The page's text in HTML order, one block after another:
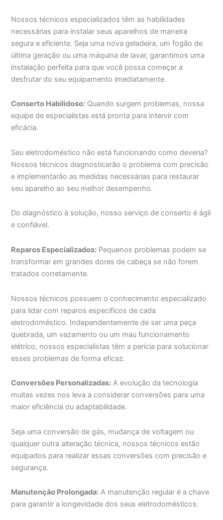
Nossos técnicos especializados têm as habilidades
necessárias para instalar seus aparelhos de maneira
segura e eficiente. Seja uma nova geladeira, um fogão de
última geração ou uma máquina de lavar, garantimos uma
instalação perfeita para que você possa começar a
desfrutar do seu equipamento imediatamente.
Conserto Habilidoso: Quando surgem problemas, nossa
equipe de especialistas está pronta para intervir com
eficácia.
Seu eletrodoméstico não está funcionando como deveria?
Nossos técnicos diagnosticarão o problema com precisão
e implementarão as medidas necessárias para restaurar
seu aparelho ao seu melhor desempenho.
Do diagnóstico à solução, nosso serviço de conserto é ágil
e confiável.
Reparos Especializados: Pequenos problemas podem se
transformar em grandes dores de cabeça se não forem
tratados corretamente.
Nossos técnicos possuem o conhecimento especializado
para lidar com reparos específicos de cada
eletrodoméstico. Independentemente de ser uma peça
quebrada, um vazamento ou um mau funcionamento
elétrico, nossos especialistas têm a perícia para solucionar
esses problemas de forma eficaz.
Conversões Personalizadas: A evolução da tecnologia
muitas vezes nos leva a considerar conversões para uma
maior eficiência ou adaptabilidade.
Seja uma conversão de gás, mudança de voltagem ou
qualquer outra alteração técnica, nossos técnicos estão
equipados para realizar essas conversões com precisão e
segurança.
Manutenção Prolongada: A manutenção regular é a chave
para garantir a longevidade dos seus eletrodomésticos.